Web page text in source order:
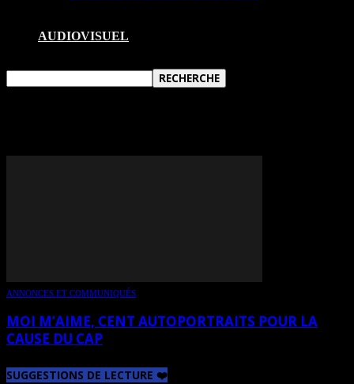
AUDIOVISUEL
ANNONCES ET COMMUNIQUÉS
MOI M’AIME, CENT AUTOPORTRAITS POUR LA
CAUSE DU CAP
SUGGESTIONS DE LECTURE ❤️